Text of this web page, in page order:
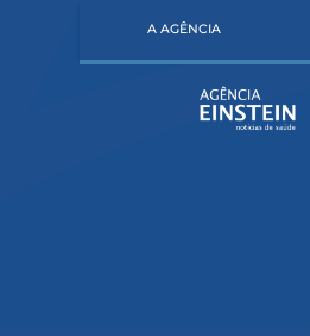
A AGÊNCIA